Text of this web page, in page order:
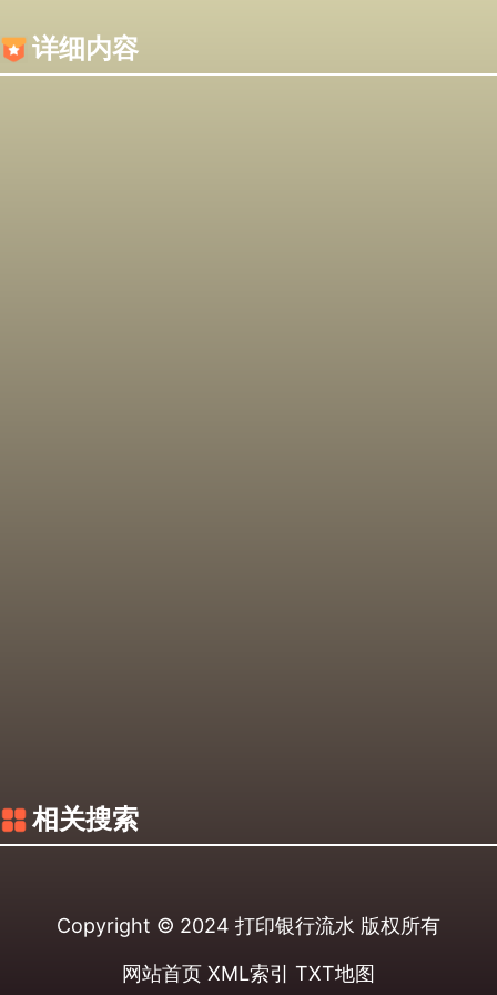
详细内容
相关搜索
Copyright © 2024 打印银行流水 版权所有
网站首页 XML索引 TXT地图